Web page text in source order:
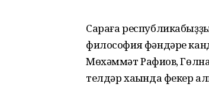
Сараға
философия фәндәре
Мөхәммәт Рафиҡов,
телдәр хаҡында фекер